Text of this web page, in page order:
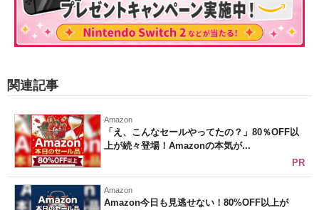
関連記事
Amazon
「え、こんなセールやってたの？」80％OFF以
上が続々登場！Amazonの本気が...
PR
Amazon
Amazon今日も見逃せない！80%OFF以上が